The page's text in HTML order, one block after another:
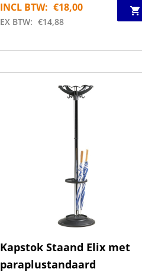
INCL BTW: €18,00
EX BTW: €14,88
Kapstok Staand Elix met
paraplustandaard